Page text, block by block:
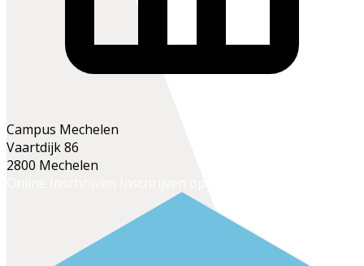
Campus Mechelen
Vaartdijk 86
2800 Mechelen